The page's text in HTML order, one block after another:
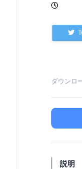
ダウンロ
説明